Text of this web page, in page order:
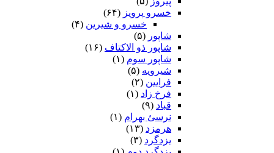
خسرو پرویز (۶۴)
خسرو و شیرین (۴)
شاپور (۵)
شاپور ذو الاکتاف (۱۶)
شاپور سوم‏ (۱)
شیرویه (۵)
فرایین (۲)
فرخ زاد (۱)
قباد (۹)
نرسئ بهرام‏ (۱)
هرمزد (۱۳)
یزدگرد (۳)